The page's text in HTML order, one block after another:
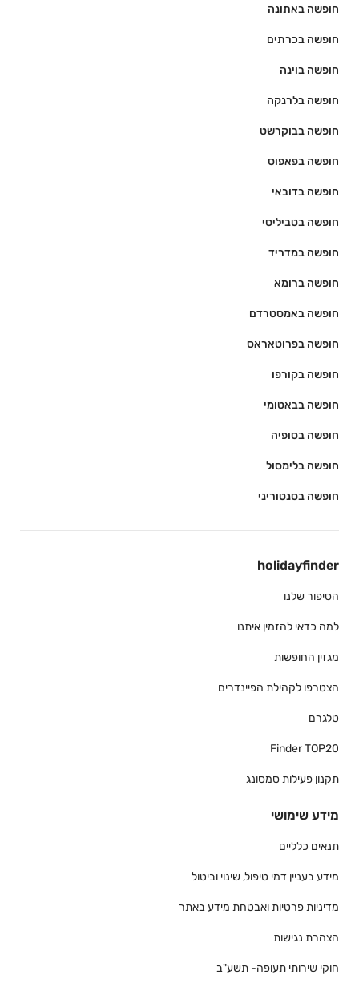
חופשה באתונה
חופשה בכרתים
חופשה בוינה
חופשה בלרנקה
חופשה בבוקרשט
חופשה בפאפוס
חופשה בדובאי
חופשה בטביליסי
חופשה במדריד
חופשה ברומא
חופשה באמסטרדם
חופשה בפרוטאראס
חופשה בקורפו
חופשה בבאטומי
חופשה בסופיה
חופשה בלימסול
חופשה בסנטוריני
holidayfinder
הסיפור שלנו
למה כדאי להזמין איתנו
מגזין החופשות
הצטרפו לקהילת הפיינדרים
טלגרם
Finder TOP20
תקנון פעילות סמסונג
מידע שימושי
תנאים כלליים
מידע בעניין דמי טיפול, שינוי וביטול
מדיניות פרטיות ואבטחת מידע באתר
הצהרת נגישות
חוקי שירותי תעופה- תשע"ב